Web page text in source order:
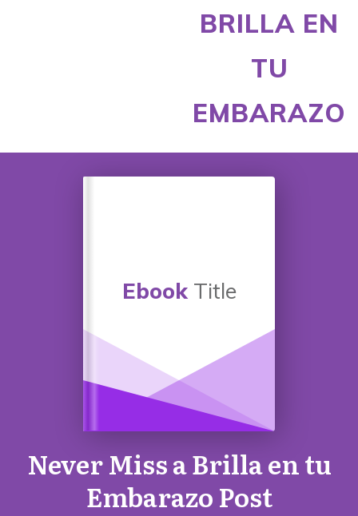
BRILLA EN
TU
EMBARAZO
Never Miss aBrilla en tu
EmbarazoPost
EbookTitle